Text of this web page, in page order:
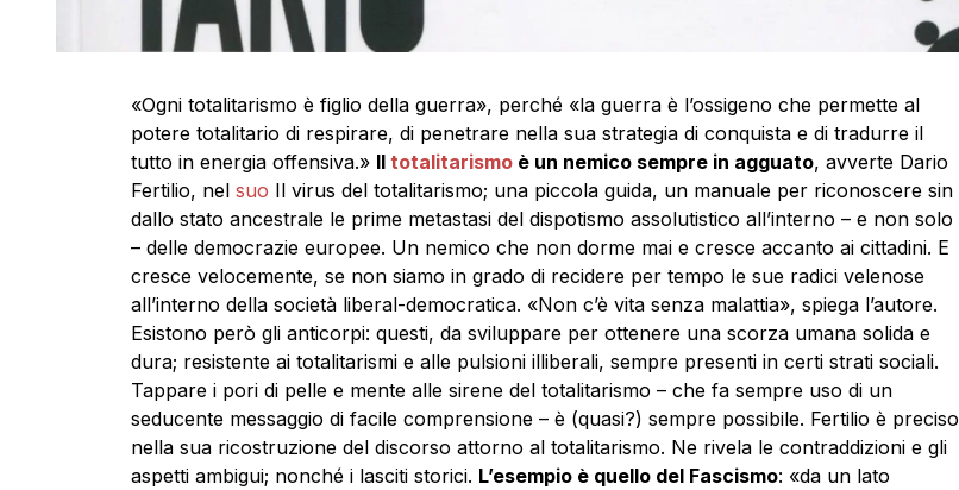
«Ogni totalitarismo è figlio della guerra», perché «la guerra è l’ossigeno che permette al
potere totalitario di respirare, di penetrare nella sua strategia di conquista e di tradurre il
tutto in energia offensiva.» Il totalitarismoè un nemico sempre in agguato, avverte Dario
Fertilio, nel suo Il virus del totalitarismo; una piccola guida, un manuale per riconoscere sin
dallo stato ancestrale le prime metastasi del dispotismo assolutistico all’interno – e non solo
– delle democrazie europee. Un nemico che non dorme mai e cresce accanto ai cittadini. E
cresce velocemente, se non siamo in grado di recidere per tempo le sue radici velenose
all’interno della società liberal-democratica. «Non c’è vita senza malattia», spiega l’autore.
Esistono però gli anticorpi: questi, da sviluppare per ottenere una scorza umana solida e
dura; resistente ai totalitarismi e alle pulsioni illiberali, sempre presenti in certi strati sociali.
Tappare i pori di pelle e mente alle sirene del totalitarismo – che fa sempre uso di un
seducente messaggio di facile comprensione – è (quasi?) sempre possibile. Fertilio è preciso
nella sua ricostruzione del discorso attorno al totalitarismo. Ne rivela le contraddizioni e gli
aspetti ambigui; nonché i lasciti storici. L’esempio è quello del Fascismo: «da un lato